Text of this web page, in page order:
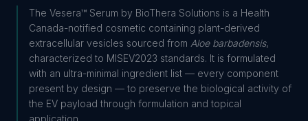
The Vesera™ Serum by BioThera Solutions is a Health
Canada-notified cosmetic containing plant-derived
extracellular vesicles sourced from Aloe barbadensis,
characterized to MISEV2023 standards. It is formulated
with an ultra-minimal ingredient list — every component
present by design — to preserve the biological activity of
the EV payload through formulation and topical